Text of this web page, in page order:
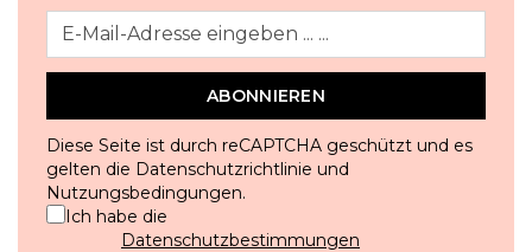
ABONNIEREN
Diese Seite ist durch reCAPTCHA geschützt und es
gelten die Datenschutzrichtlinie und
Nutzungsbedingungen.
Ich habe die
Datenschutzbestimmungen